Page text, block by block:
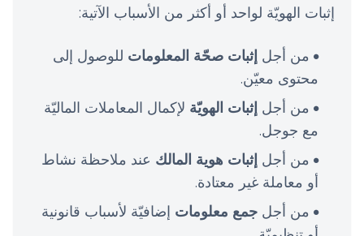
إثبات الهويّة لواحد أو أكثر من الأسباب الآتية:
من أجل إثبات صحّة المعلومات للوصول إلى
محتوى معيّن.
من أجل إثبات الهويّة لإكمال المعاملات الماليّة
مع جوجل.
من أجل إثبات هوية المالك عند ملاحظة نشاط
أو معاملة غير معتادة.
من أجل جمع معلومات إضافيّة لأسباب قانونية